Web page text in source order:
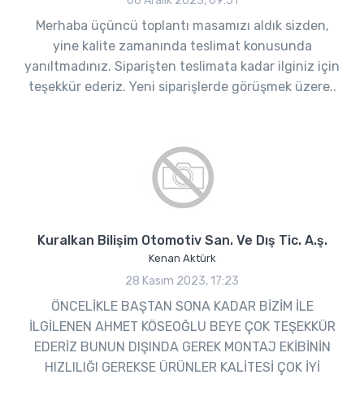
Merhaba üçüncü toplantı masamızı aldık sizden,
yine kalite zamanında teslimat konusunda
yanıltmadınız. Siparişten teslimata kadar ilginiz için
teşekkür ederiz. Yeni siparişlerde görüşmek üzere..
Kuralkan Bilişim Otomotiv San. Ve Dış Tic. A.ş.
Kenan Aktürk
28 Kasım 2023, 17:23
ÖNCELİKLE BAŞTAN SONA KADAR BİZİM İLE
İLGİLENEN AHMET KÖSEOĞLU BEYE ÇOK TEŞEKKÜR
EDERİZ BUNUN DIŞINDA GEREK MONTAJ EKİBİNİN
HIZLILIĞI GEREKSE ÜRÜNLER KALİTESİ ÇOK İYİ